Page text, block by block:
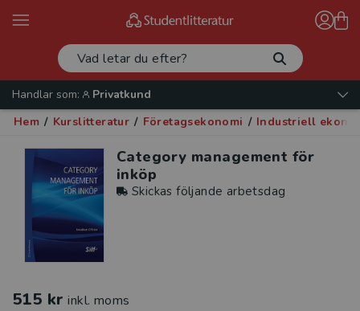
Handlar som:
Privatkund
Hem / Kurslitteratur / Företagsekonomi / Industriell
Category management för
inköp
Skickas följande arbetsdag
515 kr inkl. moms